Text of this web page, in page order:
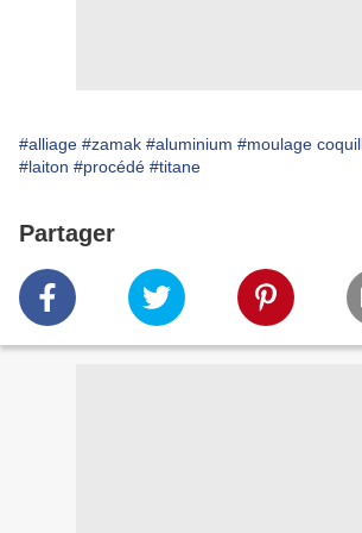
#alliage #zamak #aluminium #moulage
#laiton #procédé #titane
Partager